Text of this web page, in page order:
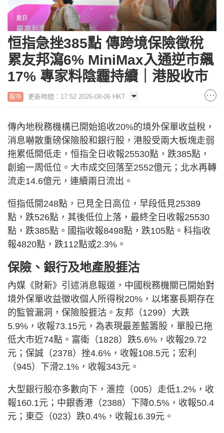
恒指急挫385點 傳跨境保險徵稅
累友邦瀉6% MiniMax入通逆市飆
17% 專家料陰霾持續｜港股收市
股市 更新時間：17:52 2026-08-06 HKT
傳內地稅務機構已開始追收20%的境外保單收益稅，
消息嚇散重磅保險股和銀行股，港股受兩大板塊走弱
拖累低開低走，恒指全日收報25530點，跌385點，
創逾一周低位。大市成交回落至2552億元；北水再轉
流走14.6億元，連續兩日流出。
恒指低開248點，已見全日高位，早段低見25389
點，跌526點，其後低位上落，最終全日收報25530
點，跌385點。國指收報8498點，跌105點。科指收
報4820點，跌112點或2.3%。
保險、銀行及地產股捱沽
內媒《財新》引述消息報道，中國稅務機關已開始對
境外保單收益徵收個人所得稅20%，以堵塞長期存在
的監管漏洞，保險股捱沽。友邦（1299）大跌
5.9%，收報73.15元，為表現最差藍籌股，單股已拖
低大市近74點。富衛（1828）跌5.6%，收報29.72
元；保誠（2378）挫4.6%，收報108.5元；宏利
（945）下滑2.1%，收報343元。
大型銀行股亦多數向下，滙控（005）走低1.2%，收
報160.1元；中銀香港（2388）下降0.5%，收報50.4
元；東亞（023）跌0.4%，收報16.39元。